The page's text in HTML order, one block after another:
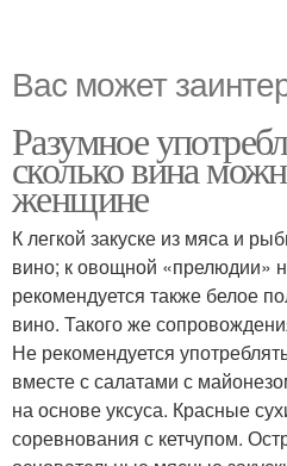
Вас может
Разумное
сколько вина
женщине
К легкой закуске из мяса и
вино; к овощной «прелюдии»
рекомендуется также белое
вино. Такого же
Не рекомендуется
вместе с салатами с
на основе уксуса. Красные
соревнования с кетчупом.